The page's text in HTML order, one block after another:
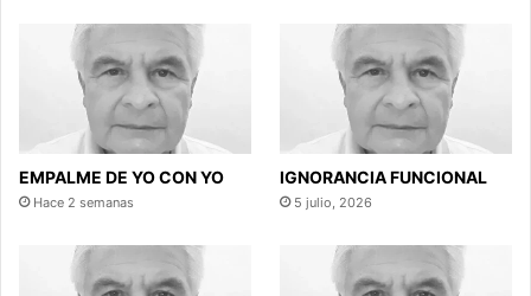
EMPALME DE YO CON YO
Hace 2 semanas
IGNORANCIA FUNCIONAL
5 julio, 2026